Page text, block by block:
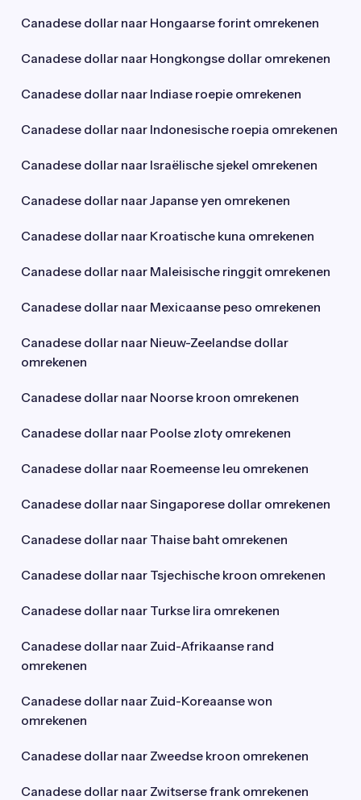
Canadese dollar naar Hongaarse forint omrekenen
Canadese dollar naar Hongkongse dollar omrekenen
Canadese dollar naar Indiase roepie omrekenen
Canadese dollar naar Indonesische roepia omrekenen
Canadese dollar naar Israëlische sjekel omrekenen
Canadese dollar naar Japanse yen omrekenen
Canadese dollar naar Kroatische kuna omrekenen
Canadese dollar naar Maleisische ringgit omrekenen
Canadese dollar naar Mexicaanse peso omrekenen
Canadese dollar naar Nieuw-Zeelandse dollar
omrekenen
Canadese dollar naar Noorse kroon omrekenen
Canadese dollar naar Poolse zloty omrekenen
Canadese dollar naar Roemeense leu omrekenen
Canadese dollar naar Singaporese dollar omrekenen
Canadese dollar naar Thaise baht omrekenen
Canadese dollar naar Tsjechische kroon omrekenen
Canadese dollar naar Turkse lira omrekenen
Canadese dollar naar Zuid-Afrikaanse rand
omrekenen
Canadese dollar naar Zuid-Koreaanse won
omrekenen
Canadese dollar naar Zweedse kroon omrekenen
Canadese dollar naar Zwitserse frank omrekenen